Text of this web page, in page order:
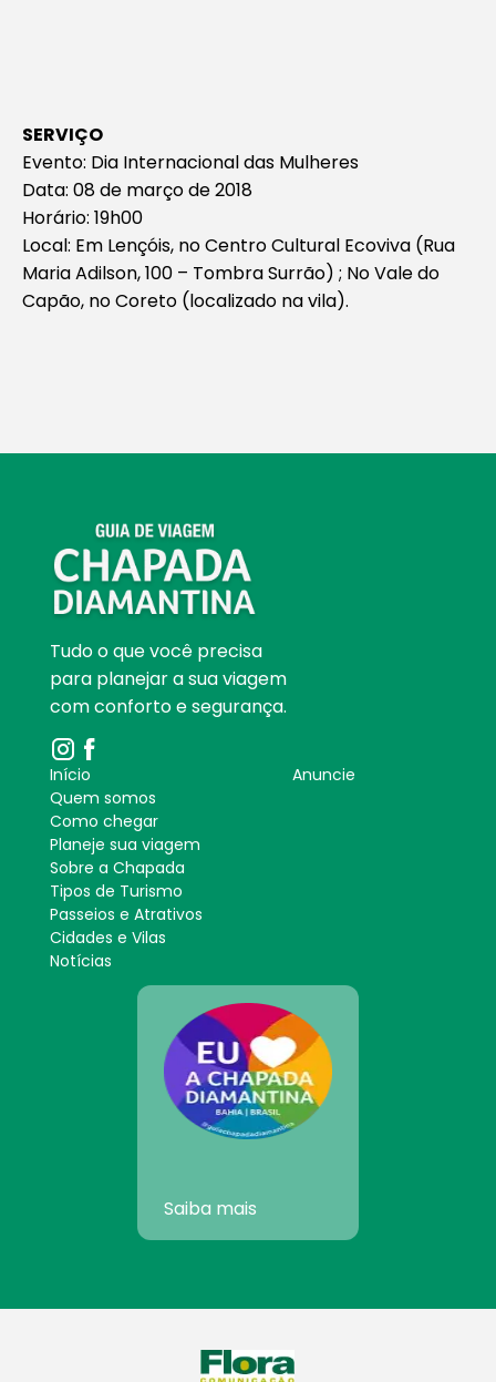
SERVIÇO
Evento: Dia Internacional das Mulheres
Data: 08 de março de 2018
Horário: 19h00
Local: Em Lençóis, no Centro Cultural Ecoviva (Rua
Maria Adilson, 100 – Tombra Surrão) ; No Vale do
Capão, no Coreto (localizado na vila).
Tudo o que você precisa
para planejar a sua viagem
com conforto e segurança.
Início
Quem somos
Como chegar
Planeje sua viagem
Sobre a Chapada
Tipos de Turismo
Passeios e Atrativos
Cidades e Vilas
Notícias
Anuncie
Saiba mais